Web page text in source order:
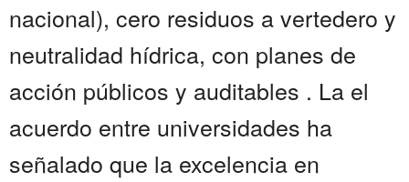
nacional), cero residuos a vertedero y
neutralidad hídrica, con planes de
acción públicos y auditables . La el
acuerdo entre universidades ha
señalado que la excelencia en